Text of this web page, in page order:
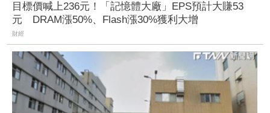
目標價喊上236元！「記憶體大廠」EPS預計大賺53
元 DRAM漲50%、Flash漲30%獲利大增
財經